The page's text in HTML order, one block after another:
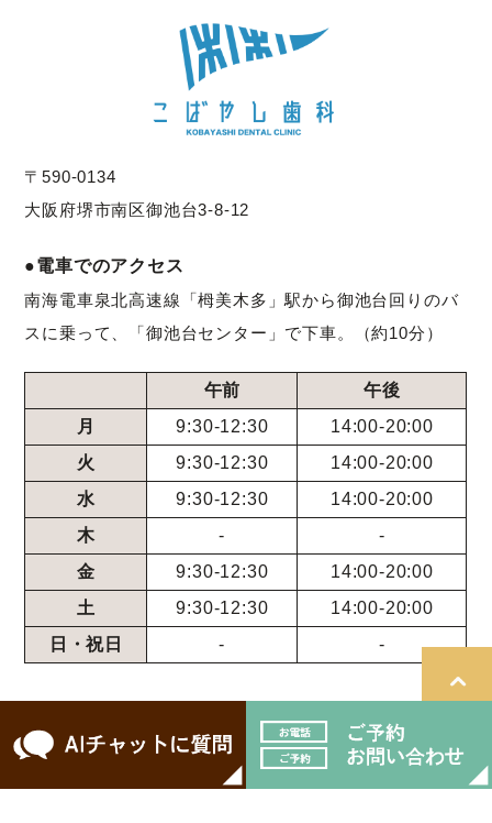
〒590-0134
大阪府堺市南区御池台3-8-12
●電車でのアクセス
南海電車泉北高速線「栂美木多」駅から御池台回りのバ
スに乗って、「御池台センター」で下車。（約10分）
午前
午後
月
9:30-12:30
14:00-20:00
火
9:30-12:30
14:00-20:00
水
9:30-12:30
14:00-20:00
木
-
-
金
9:30-12:30
14:00-20:00
土
9:30-12:30
14:00-20:00
日・祝日
- -
＞サイトマップ